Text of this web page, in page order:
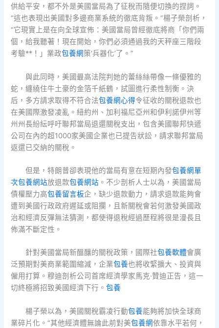
供給平安，都不外是美國當局為了征稅而隨便切換的捏詞。
“這也表現出美國對多邊商業系統的徹底背叛。”楊子榮剖析，
“它現實上是在向全球宣佈：美國當局曾經徹底將商「你們兩
個，給我聽著！現在開始，你們必須通過我的天秤座三階段
考驗**！」業政包養網策‘兵器化’了。”
與此同時，美國最高法院判她的蕾絲絲帶像一條優雅的
蛇，纏繞住牛土豪的金箔千紙鶴，試圖進行柔性制衡。決
后，多方請求取得不符合法包養網心得令征收的關稅退款也
在美國際激發凌亂。紐約州、加利福尼亞州和伊利諾伊州等
州州長紛紜呼吁聯邦當局退還關稅支出，包含美國聯邦快遞
公司在內的超1000家美國企業也已提告狀訟，請求聯邦當局
返還已交納的關稅。
但是，特朗普卻表現他的當局有意在短期內發包養網單
次包養網站放退款包養網站 。不少剖析人士以為，美國當局
債權壓力高包養留言板企，缺少退款動力，請求退款能夠會
遭到美國行政政府遲延或阻攔，且新關稅會若何激發美國政
治和經濟反彈無法猜測，都使得退稅經過歷程將很是漫長且
佈滿不斷定性。
針對美國當局新醞釀的關稅政策，國際社包養軟體會廣
泛預期對美商業範圍縮減，企業包養也將收緊擴大、投資與
僱用打算。穆迪剖析公司首席經濟學家馬克·贊迪正告，這一
切終極將招致美國經濟下行。包養
楊子榮以為，美國關稅霸凌行動包養能夠將加快全球商
業碎片化。“其他經濟體無論此前對美包養網依靠水平若何，